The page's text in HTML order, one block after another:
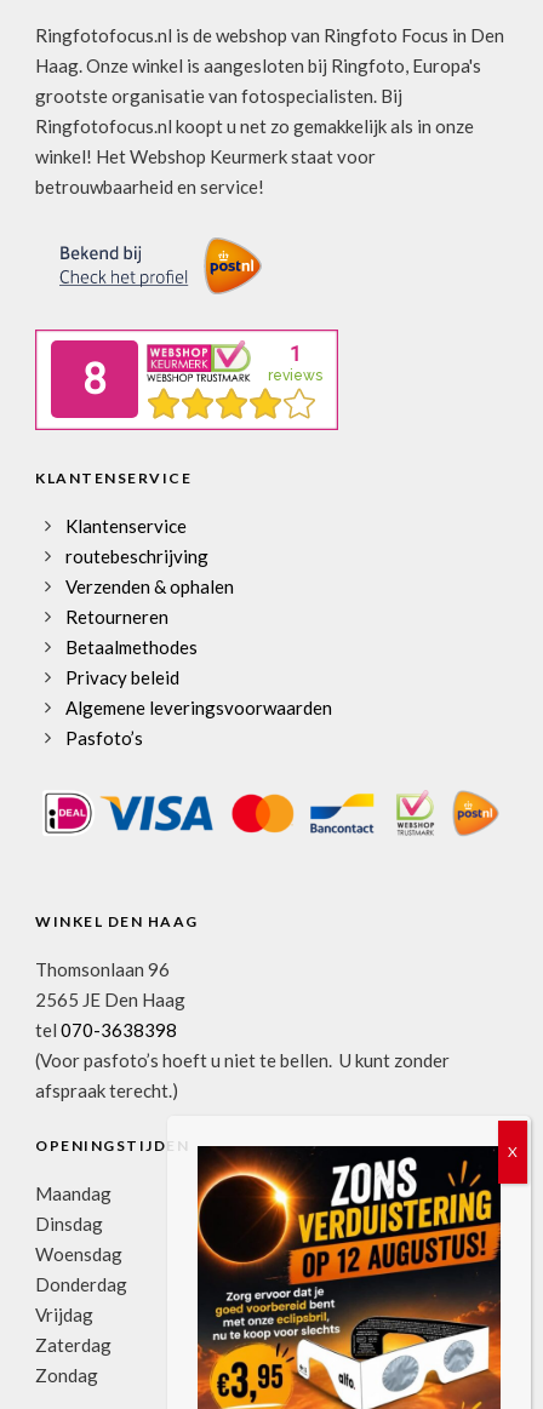
Ringfotofocus.nl is de webshop van Ringfoto Focus in Den
Haag. Onze winkel is aangesloten bij Ringfoto, Europa's
grootste organisatie van fotospecialisten. Bij
Ringfotofocus.nl koopt u net zo gemakkelijk als in onze
winkel! Het Webshop Keurmerk staat voor
betrouwbaarheid en service!
KLANTENSERVICE
Klantenservice
routebeschrijving
Verzenden & ophalen
Retourneren
Betaalmethodes
Privacy beleid
Algemene leveringsvoorwaarden
Pasfoto’s
WINKEL DEN HAAG
Thomsonlaan 96
2565 JE Den Haag
tel 070-3638398
(Voor pasfoto’s hoeft u niet te bellen. U kunt zonder
afspraak terecht.)
OPENINGSTIJDEN
Maandag
11:00u-17:30u
Dinsdag
09:00u-17:30u
Woensdag
09:00u-17:30u
Donderdag
09:00u-17:30u
Vrijdag
09:00u-17:30u
Zaterdag
09:00u-17:00u
Zondag
gesloten